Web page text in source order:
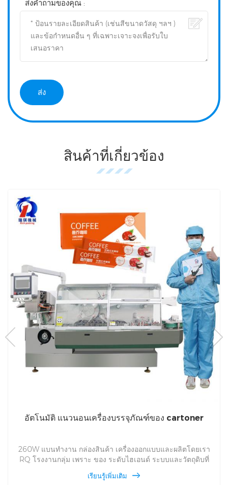
ส่งคำถามของคุณ :
สินค้าที่เกี่ยวข้อง
อัตโนมัติ แนวนอนเครื่องบรรจุภัณฑ์ของ cartoner
260W แบนทำงาน กล่องสินค้า เครื่องออกแบบและผลิตโดยเรา
RQ โรงงานกลุ่ม เพราะ ของ ระดับไฮเอนด์ ระบบและวัตถุดิบที่
ยอดเยี่ยมที่ใช้, กล่อง เครื่องสามารถผลิตกล่องที่แตกต่างกันและ
วัสดุวัสดุตามความต้องการของผู้ใช้และความจุรายชั่วโมงสามารถ
เรียนรู้เพิ่มเติม